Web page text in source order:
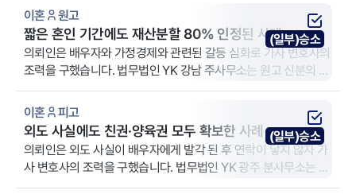
이혼 원고
짧은 혼인 기간에도 재산분할 80% 인정된 사례
의뢰인은 배우자와 가정경제와 관련된 갈등 심화로 가사 변호사의
조력을 구했습니다. 법무법인 YK 강남 주사무소는 원고 신분의 의
뢰인을 대리했습니다.
(일부)승소
이혼 피고
외도 사실에도 친권·양육권 모두 확보한 사례
의뢰인은 외도 사실이 배우자에게 발각 된 후 연락이 닿지 않자 가
사 변호사의 조력을 구했습니다. 법무법인 YK 광주 분사무소는 피
고 신분의 의뢰인을 대리했습니다.
(일부)승소